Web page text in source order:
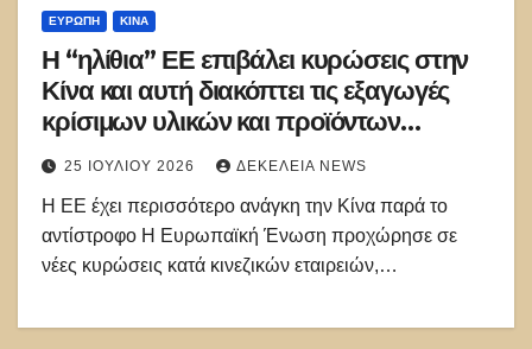
ΕΥΡΏΠΗ ΚΊΝΑ
Η “ηλίθια” ΕΕ επιβάλει κυρώσεις στην
Κίνα και αυτή διακόπτει τις εξαγωγές
κρίσιμων υλικών και προϊόντων
υψηλής τεχνολογίας
25 ΙΟΥΛΊΟΥ 2026 ΔΕΚΈΛΕΙΑ NEWS
Η ΕΕ έχει περισσότερο ανάγκη την Κίνα παρά το
αντίστροφο Η Ευρωπαϊκή Ένωση προχώρησε σε
νέες κυρώσεις κατά κινεζικών εταιρειών,…